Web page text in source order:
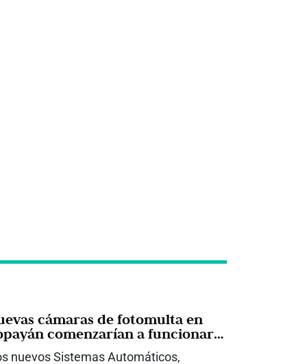
cámaras de fotomulta en
comenzarían a funcionar
de agosto
nuevos Sistemas Automáticos,